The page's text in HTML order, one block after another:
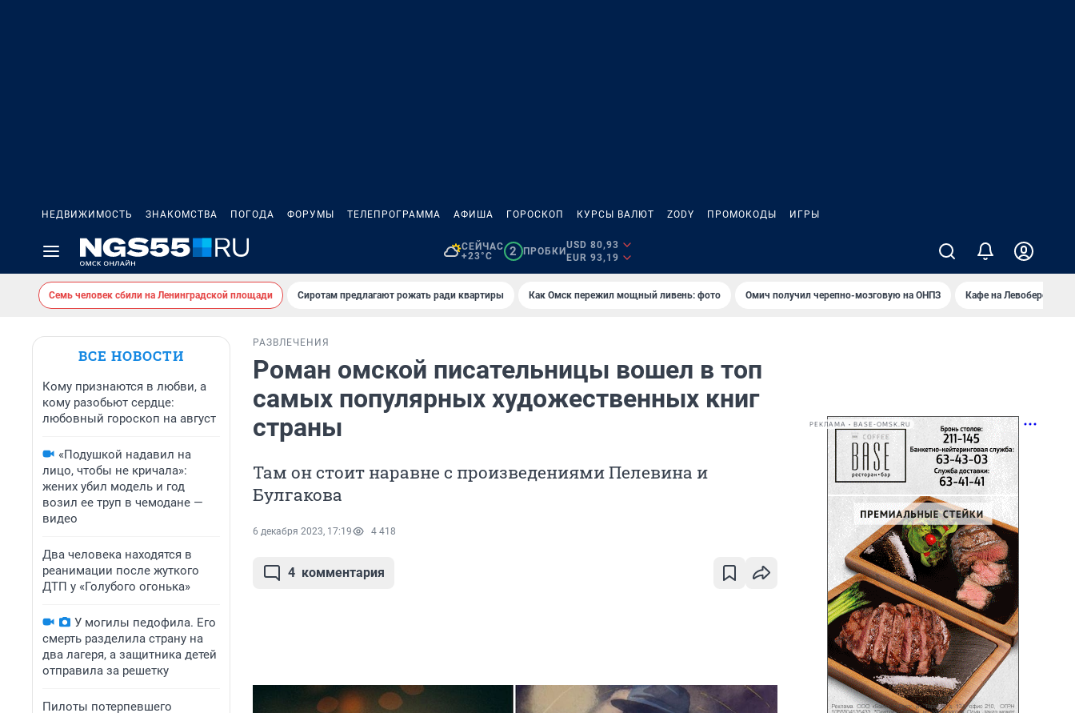
НЕДВИЖИМОСТЬ ЗНАКОМСТВА ПОГОДА ФОРУМЫ ТЕЛЕПРОГРАММА АФИША ГОРОСКОП КУРСЫ ВАЛЮТ ZODY ПРОМОКОДЫ ИГРЫ
СЕЙЧАС
+23°C
2 ПРОБКИ
USD 80,93
EUR 93,19
Семь человек сбили на Ленинградской площади Сиротам предлагают рожать ради квартиры Как Омск пережил мощный ливень: фото Омич получил черепно-мозговую на ОНПЗ Кафе на Левобережье
ВСЕ НОВОСТИ
Кому признаются в любви, а
кому разобьют сердце:
любовный гороскоп на август
«Подушкой надавил на
лицо, чтобы не кричала»:
жених убил модель и год
возил ее труп в чемодане —
видео
Два человека находятся в
реанимации после жуткого
ДТП у «Голубого огонька»
У могилы педофила. Его
смерть разделила страну на
два лагеря, а защитника детей
отправила за решетку
Пилоты потерпевшего
РАЗВЛЕЧЕНИЯ
Роман омской писательницы вошел в топ
самых популярных художественных книг
страны
Там он стоит наравне с произведениями Пелевина и
Булгакова
6 декабря 2023, 17:19 4 418
4 комментария
РЕКЛАМА • BASE-OMSK.RU